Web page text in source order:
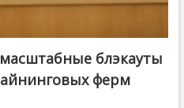
блэкауты
ферм